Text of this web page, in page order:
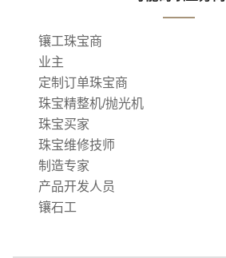
镶工珠宝商
业主
定制订单珠宝商
珠宝精整机/抛光机
珠宝买家
珠宝维修技师
制造专家
产品开发人员
镶石工